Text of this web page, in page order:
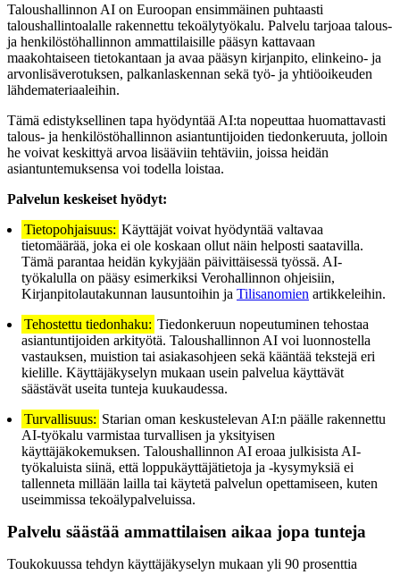
Taloushallinnon AI on Euroopan ensimmäinen puhtaasti
taloushallintoalalle rakennettu tekoälytyökalu. Palvelu tarjoaa talous-
ja henkilöstöhallinnon ammattilaisille pääsyn kattavaan
maakohtaiseen tietokantaan ja avaa pääsyn kirjanpito, elinkeino- ja
arvonlisäverotuksen, palkanlaskennan sekä työ- ja yhtiöoikeuden
lähdemateriaaleihin.
Tämä edistyksellinen tapa hyödyntää AI:ta nopeuttaa huomattavasti
talous- ja henkilöstöhallinnon asiantuntijoiden tiedonkeruuta, jolloin
he voivat keskittyä arvoa lisääviin tehtäviin, joissa heidän
asiantuntemuksensa voi todella loistaa.
Palvelun keskeiset hyödyt:
Tietopohjaisuus: Käyttäjät voivat hyödyntää valtavaa
tietomäärää, joka ei ole koskaan ollut näin helposti saatavilla.
Tämä parantaa heidän kykyjään päivittäisessä työssä. AI-
työkalulla on pääsy esimerkiksi Verohallinnon ohjeisiin,
Kirjanpitolautakunnan lausuntoihin ja Tilisanomien artikkeleihin.
Tehostettu tiedonhaku: Tiedonkeruun nopeutuminen tehostaa
asiantuntijoiden arkityötä. Taloushallinnon AI voi luonnostella
vastauksen, muistion tai asiakasohjeen sekä kääntää tekstejä eri
kielille. Käyttäjäkyselyn mukaan usein palvelua käyttävät
säästävät useita tunteja kuukaudessa.
Turvallisuus: Starian oman keskustelevan AI:n päälle rakennettu
AI-työkalu varmistaa turvallisen ja yksityisen
käyttäjäkokemuksen. Taloushallinnon AI eroaa julkisista AI-
työkaluista siinä, että loppukäyttäjätietoja ja -kysymyksiä ei
tallenneta millään lailla tai käytetä palvelun opettamiseen, kuten
useimmissa tekoälypalveluissa.
Palvelu säästää ammattilaisen aikaa jopa tunteja
Toukokuussa tehdyn käyttäjäkyselyn mukaan yli 90 prosenttia